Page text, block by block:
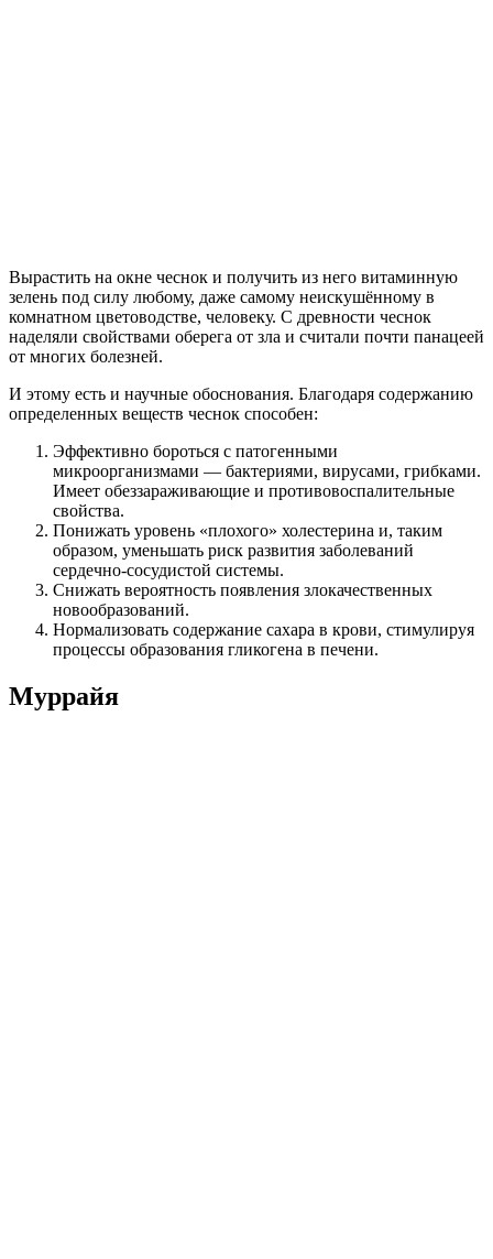
Вырастить на окне чеснок и получить из него витаминную
зелень под силу любому, даже самому неискушённому в
комнатном цветоводстве, человеку. С древности чеснок
наделяли свойствами оберега от зла и считали почти панацеей
от многих болезней.
И этому есть и научные обоснования. Благодаря содержанию
определенных веществ чеснок способен:
Эффективно бороться с патогенными
микроорганизмами — бактериями, вирусами, грибками.
Имеет обеззараживающие и противовоспалительные
свойства.
Понижать уровень «плохого» холестерина и, таким
образом, уменьшать риск развития заболеваний
сердечно-сосудистой системы.
Снижать вероятность появления злокачественных
новообразований.
Нормализовать содержание сахара в крови, стимулируя
процессы образования гликогена в печени.
Муррайя